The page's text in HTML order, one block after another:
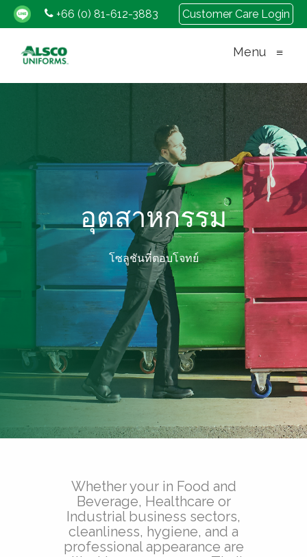
+66 (0) 81-612-3883 Customer Care Login
Menu ≡
อุตสาหกรรม
โซลูชันที่ตอบโจทย์
Whether your in Food and
Beverage, Healthcare or
Industrial business sectors,
cleanliness, hygiene, and a
professional appearance are